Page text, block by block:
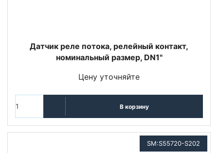
Датчик реле потока, релейный контакт,
номинальный размер, DN1"
Цену уточняйте
В корзину
SM:S55720-S202